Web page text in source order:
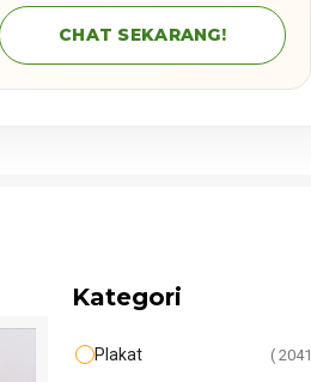
CHAT SEKARANG!
Kategori
Plakat 2041